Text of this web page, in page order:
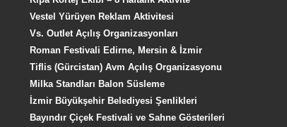
Vestel Yürüyen Reklam Aktivitesi
Vs. Outlet Açılış Organizasyonları
Roman Festivali Edirne, Mersin & İzmir
Tiflis (Gürcistan) Avm Açılış Organizasyonu
Milka Standları Balon Süsleme
İzmir Büyükşehir Belediyesi Şenlikleri
Bayındır Çiçek Festivali ve Sahne Gösterileri